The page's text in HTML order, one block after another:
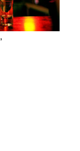
,